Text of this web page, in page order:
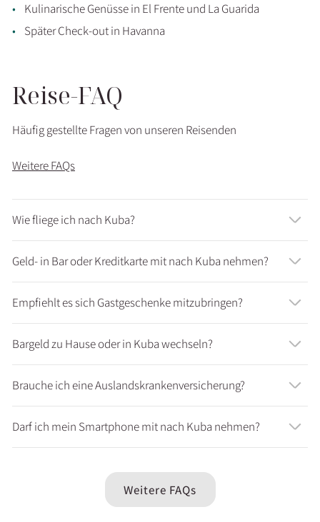
Kulinarische Genüsse in El Frente und La Guarida
Später Check-out in Havanna
Reise-FAQ
Häufig gestellte Fragen von unseren Reisenden
Weitere FAQs
Wie fliege ich nach Kuba?
Geld- in Bar oder Kreditkarte mit nach Kuba nehmen?
Empfiehlt es sich Gastgeschenke mitzubringen?
Bargeld zu Hause oder in Kuba wechseln?
Brauche ich eine Auslandskrankenversicherung?
Darf ich mein Smartphone mit nach Kuba nehmen?
Weitere FAQs